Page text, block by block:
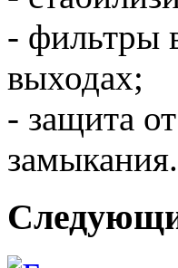
- фильтры
выходах;
- защита
замыкания.